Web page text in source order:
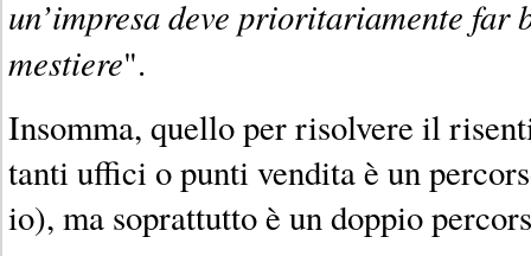
un’impresa deve prioritariamente far
mestiere".
Insomma, quello per risolvere il
tanti uffici o punti vendita è un
io), ma soprattutto è un doppio